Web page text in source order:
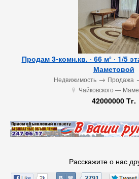
Продам 3-комн.кв. · 66 м² · 1/5
Маметовой
Недвижимость → Продажа
u Чайковского —
42000000 Тг.
Расскажите о нас